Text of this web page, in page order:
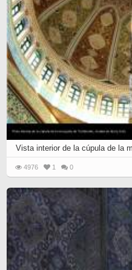
Vista interior de la cúpula de la
4976 1 0